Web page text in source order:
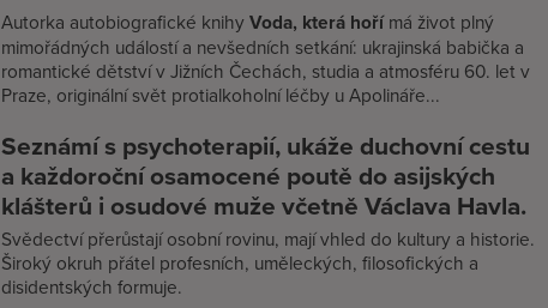
Autorka autobiografické knihyVoda, která hořímá život plný
mimořádných událostí a nevšedních setkání: ukrajinská babička a
romantické dětství v Jižních Čechách, studia a atmosféru 60. let v
Praze, originální svět protialkoholní léčby u Apolináře...
Seznámí s psychoterapií, ukáže duchovní cestu
a každoroční osamocené poutě do asijských
klášterů i osudové muže včetně Václava Havla.
Svědectví přerůstají osobní rovinu, mají vhled do kultury a historie.
Široký okruh přátel profesních, uměleckých, filosofických a
disidentských formuje.